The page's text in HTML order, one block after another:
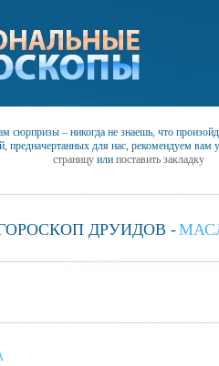
сюрпризы – никогда не знаешь, что
предначертанных для нас, рекомендуем вам
страницу или поставить закладку
ДРУИДОВ -